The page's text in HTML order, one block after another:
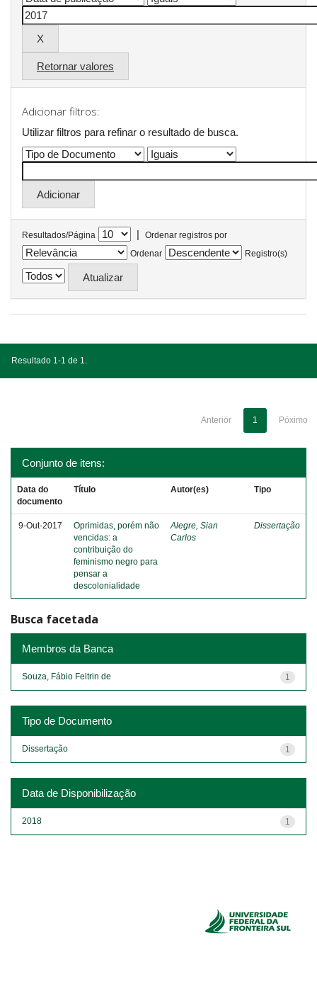
Retornar valores
Adicionar filtros:
Utilizar filtros para refinar o resultado de busca.
Resultados/Página |
Ordenar registros por
Ordenar
Registro(s)
Resultado 1-1 de 1.
Anterior 1 Póximo
Conjunto de itens:
Data do
documento
Título Autor(es) Tipo
9-Out-2017
Oprimidas, porém não
vencidas: a
contribuição do
feminismo negro para
pensar a
descolonialidade
Alegre, Sian
Carlos
Dissertação
Busca facetada
Membros da Banca
1
Souza, Fábio Feltrin de
Tipo de Documento
1
Dissertação
Data de Disponibilização
1
2018